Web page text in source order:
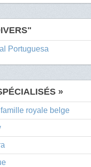
Portuguesa
»
royale belge